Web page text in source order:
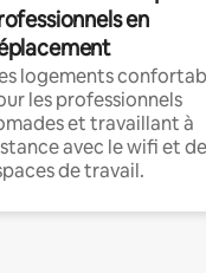
en
logements
les professionnels
et travaillant à
avec le wifi et
de travail.